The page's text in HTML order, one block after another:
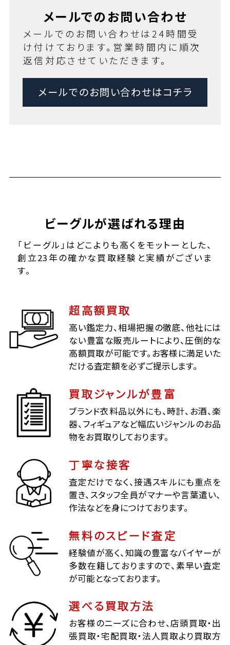
メールでのお問い合わせ
メールでのお問い合わせは24時間受
け付けております。営業時間内に順次
返信対応させていただきます。
メールでのお問い合わせはコチラ
ビーグルが選ばれる理由
「ビーグル」はどこよりも高くをモットーとした、
創立23年の確かな買取経験と実績がございま
す。
超高額買取
高い鑑定力、相場把握の徹底、他社には
ない豊富な販売ルートにより、圧倒的な
高額買取が可能です。お客様に満足いた
だける査定額を必ずご提示します。
買取ジャンルが豊富
ブランド衣料品以外にも、時計、お酒、楽
器、フィギュアなど幅広いジャンルのお品
物をお買取りしております。
丁寧な接客
査定だけでなく、接遇スキルにも重点を
置き、スタッフ全員がマナーや言葉遣い、
作法などを身につけております。
無料のスピード査定
経験値が高く、知識の豊富なバイヤーが
多数在籍しておりますので、素早い査定
が可能となっております。
選べる買取方法
お客様のニーズに合わせ、店頭買取・出
張買取・宅配買取・法人買取より買取方